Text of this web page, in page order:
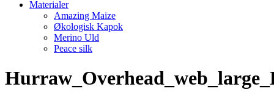
Materialer
Amazing Maize
Økologisk Kapok
Merino Uld
Peace silk